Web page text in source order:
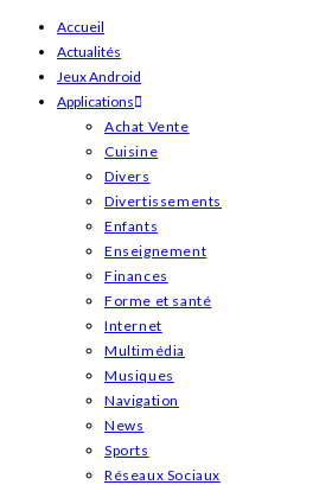
Skip
content
Accueil
Actualités
Jeux Android
Applications
Achat Vente
Cuisine
Divers
Divertissements
Enfants
Enseignement
Finances
Forme et santé
Internet
Multimédia
Musiques
Navigation
News
Sports
Réseaux Sociaux